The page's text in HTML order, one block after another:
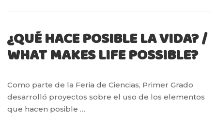
¿QUÉ HACE POSIBLE LA VIDA? /
WHAT MAKES LIFE POSSIBLE?
Como parte de la Feria de Ciencias, Primer Grado
desarrolló proyectos sobre el uso de los elementos
que hacen posible …